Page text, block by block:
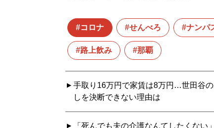
コロナ せんべろ ナンパ
路上飲み 那覇
手取り16万円で家賃は8万円…世田谷
しを決断できない理由は
「死んでも夫の介護なんてしたくない